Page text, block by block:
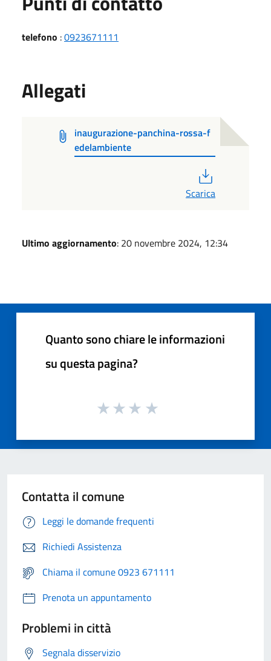
telefono :0923671111
Allegati
inaugurazione-panchina-rossa-f
edelambiente
Scarica
Ultimo aggiornamento: 20 novembre 2024, 12:34
Quanto sono chiare le informazioni
su questa pagina?
Contatta il comune
Leggi le domande frequenti
Richiedi Assistenza
Chiama il comune 0923 671111
Prenota un appuntamento
Problemi in città
Segnala disservizio